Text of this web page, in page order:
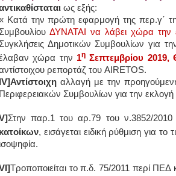
ως εξής:
Κατά την πρώτη εφαρμογή της περ.γ΄
Συμβουλίου ΔΥΝΑΤΑΙ να λάβει χώρα την
Συγκλήσεις Δημοτικών Συμβουλίων για
χώρα την 1η Σεπτεμβρίου
ρεπορτάζ του AIRETOS.
IV]Αντίστοιχη αλλαγή με την
Περιφερειακών Συμβουλίων για την
]Στην παρ.1 του αρ.79 του ν.3852/
κατοίκων, εισάγεται ειδική ρύθμιση για το
ισοψηφία.
]Τροποποιείται το π.δ. 75/2011 περί